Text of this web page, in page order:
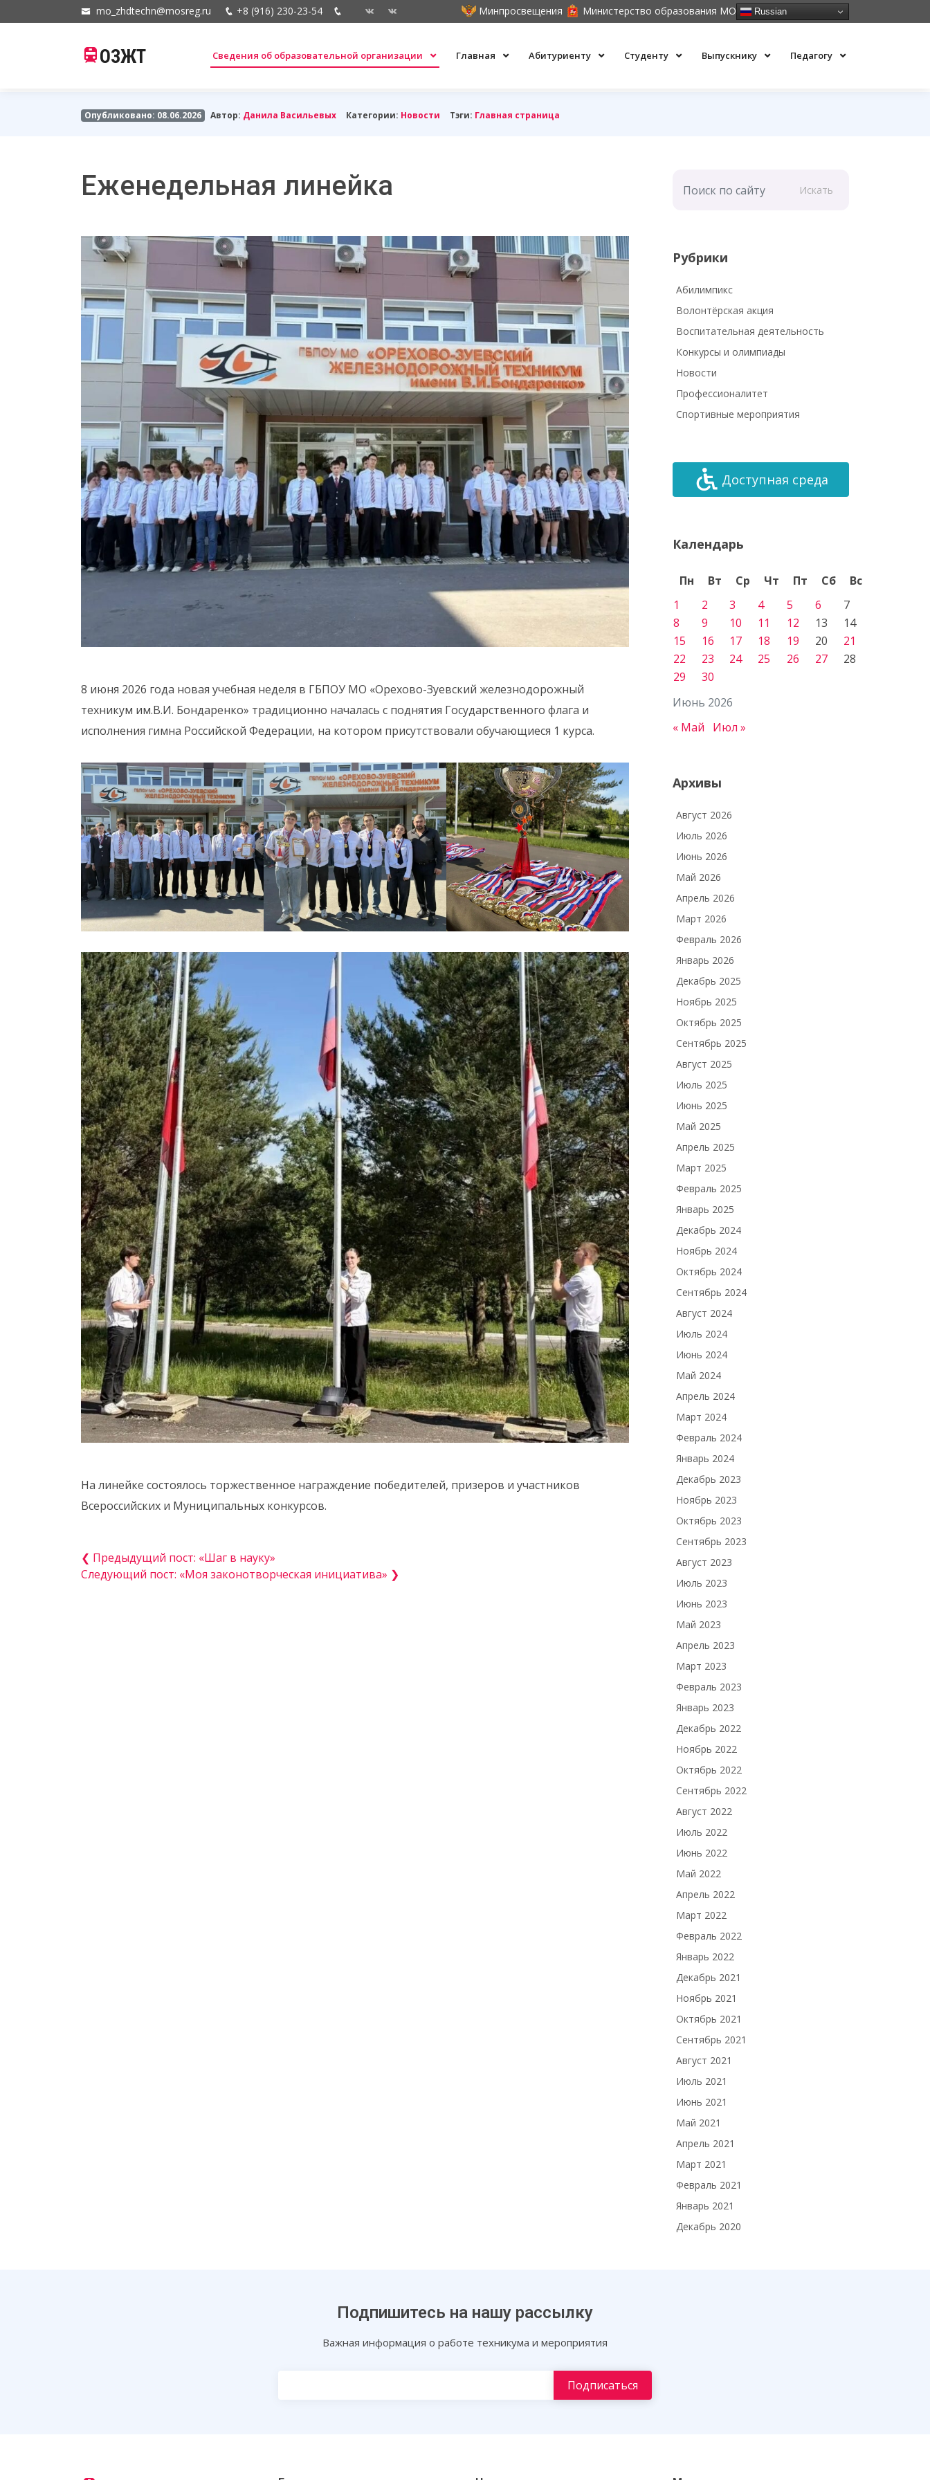
mo_zhdtechn@mosreg.ru +8 (916) 230-23-54 Минпросвещения Министерство образования МО Russian
ОЗЖТ Сведения об образовательной организации Главная Абитуриенту Студенту Выпускнику Педагогу
Опубликовано: 08.06.2026 Автор: Данила Васильевых Категории: Новости Тэги: Главная страница
Еженедельная линейка
8 июня 2026 года новая учебная неделя в ГБПОУ МО «Орехово-Зуевский железнодорожный
техникум им.В.И. Бондаренко» традиционно началась с поднятия Государственного флага и
исполнения гимна Российской Федерации, на котором присутствовали обучающиеся 1 курса.
На линейке состоялось торжественное награждение победителей, призеров и участников
Всероссийских и Муниципальных конкурсов.
❮ Предыдущий пост: «Шаг в науку»
Следующий пост: «Моя законотворческая инициатива» ❯
Искать
Рубрики
Абилимпикс
Волонтёрская акция
Воспитательная деятельность
Конкурсы и олимпиады
Новости
Профессионалитет
Спортивные мероприятия
Доступная среда
Календарь
Июнь 2026
Пн Вт Ср Чт Пт Сб
Вс
1
2 3 4 5 6
7
8
9 10 11 12 13
14
15
16 17 18 19 20
21
22
23 24 25 26 27
28
29
30
« Май Июл »
Архивы
Август 2026
Июль 2026
Июнь 2026
Май 2026
Апрель 2026
Март 2026
Февраль 2026
Январь 2026
Декабрь 2025
Ноябрь 2025
Октябрь 2025
Сентябрь 2025
Август 2025
Июль 2025
Июнь 2025
Май 2025
Апрель 2025
Март 2025
Февраль 2025
Январь 2025
Декабрь 2024
Ноябрь 2024
Октябрь 2024
Сентябрь 2024
Август 2024
Июль 2024
Июнь 2024
Май 2024
Апрель 2024
Март 2024
Февраль 2024
Январь 2024
Декабрь 2023
Ноябрь 2023
Октябрь 2023
Сентябрь 2023
Август 2023
Июль 2023
Июнь 2023
Май 2023
Апрель 2023
Март 2023
Февраль 2023
Январь 2023
Декабрь 2022
Ноябрь 2022
Октябрь 2022
Сентябрь 2022
Август 2022
Июль 2022
Июнь 2022
Май 2022
Апрель 2022
Март 2022
Февраль 2022
Январь 2022
Декабрь 2021
Ноябрь 2021
Октябрь 2021
Сентябрь 2021
Август 2021
Июль 2021
Июнь 2021
Май 2021
Апрель 2021
Март 2021
Февраль 2021
Январь 2021
Декабрь 2020
Подпишитесь на нашу рассылку
Важная информация о работе техникума и мероприятия